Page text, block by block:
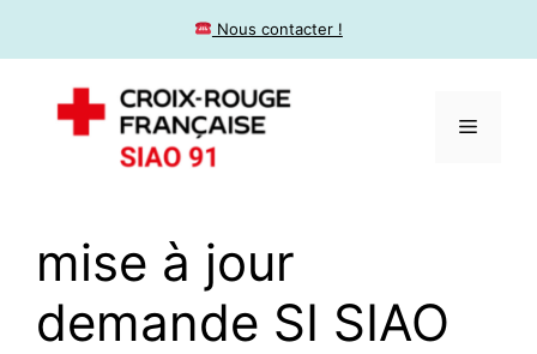
​ Nous contacter !
mise à jour
demande SI SIAO